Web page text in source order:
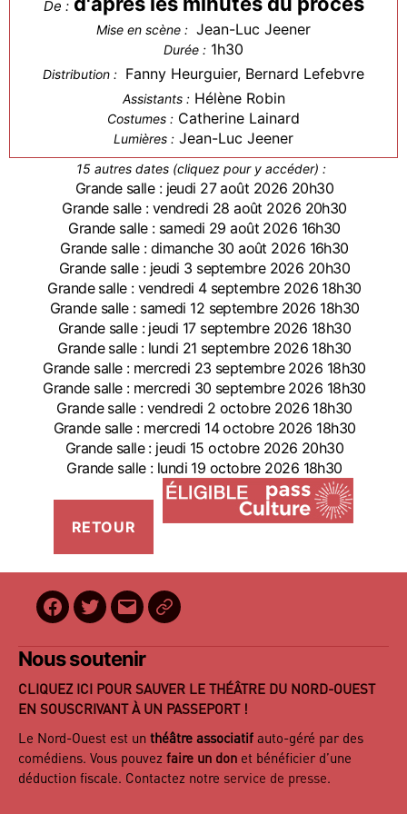
De :
Mise en scène : Jean-Luc Jeener
Durée : 1h30
Distribution : Fanny Heurguier, Bernard Lefebvre
Assistants : Hélène Robin
Costumes : Catherine Lainard
Lumières : Jean-Luc Jeener
15 autres dates (cliquez pour y accéder) :
Grande salle : jeudi 27 août 2026 20h30
Grande salle : vendredi 28 août 2026 20h30
Grande salle : samedi 29 août 2026 16h30
Grande salle : dimanche 30 août 2026 16h30
Grande salle : jeudi 3 septembre 2026 20h30
Grande salle : vendredi 4 septembre 2026 18h30
Grande salle : samedi 12 septembre 2026 18h30
Grande salle : jeudi 17 septembre 2026 18h30
Grande salle : lundi 21 septembre 2026 18h30
Grande salle : mercredi 23 septembre 2026 18h30
Grande salle : mercredi 30 septembre 2026 18h30
Grande salle : vendredi 2 octobre 2026 18h30
Grande salle : mercredi 14 octobre 2026 18h30
Grande salle : jeudi 15 octobre 2026 20h30
Grande salle : lundi 19 octobre 2026 18h30
Facebook
Twitter
E-
mail
BilletReduc
Nous soutenir
CLIQUEZ ICI POUR SAUVER LE THÉÂTRE DU NORD-OUEST
EN SOUSCRIVANT À UN PASSEPORT !
Le Nord-Ouest est un théâtre associatif auto-géré par des
comédiens. Vous pouvez faire un don et bénéficier d’une
déduction fiscale. Contactez notre service de presse.